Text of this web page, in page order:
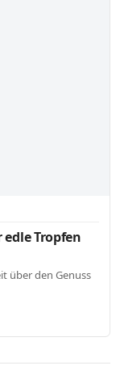
Tropfen
über den Genuss